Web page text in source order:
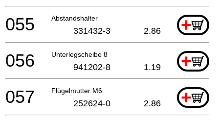
Abstandshalter +
055 331432-3 2.86
Unterlegscheibe 8 +
056 941202-8 1.19
Flügelmutter M6 +
057 252624-0 2.86